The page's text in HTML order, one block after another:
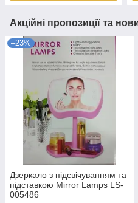
Акційні пропозиції та
–23%
Дзеркало з підсвічуванням та
підставкою Mirror Lamps LS-
005486